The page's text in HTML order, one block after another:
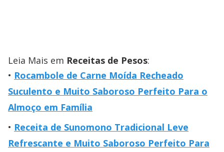
Leia Mais em Receitas de Pesos:
Rocambole de Carne Moída Recheado
Suculento e Muito Saboroso Perfeito Para o
Almoço em Família
Receita de Sunomono Tradicional Leve
Refrescante e Muito Saboroso Perfeito Para